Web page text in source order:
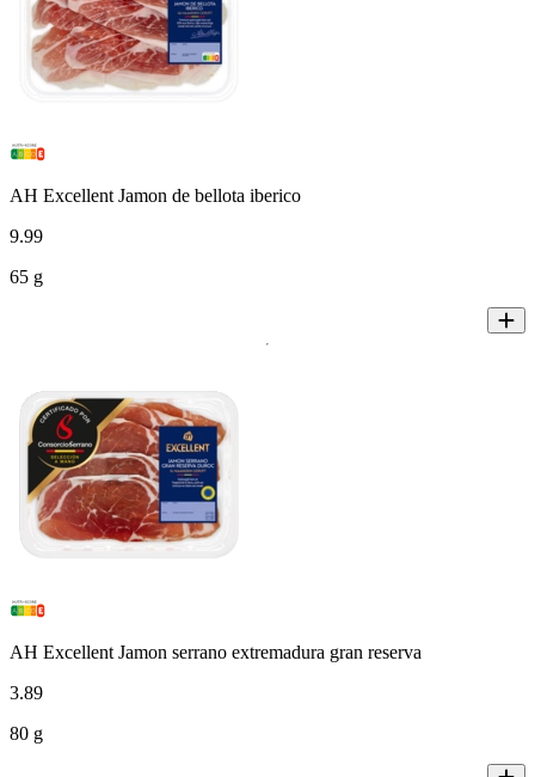
AH Excellent Jamon de bellota iberico
9.99
65 g
AH Excellent Jamon serrano extremadura gran reserva
3.89
80 g